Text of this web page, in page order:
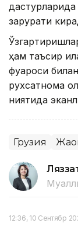
зарурати
ҳам таъсир
фуқароси
рухсатнома
ниятида
Грузия
12:36, 10 Сентябр